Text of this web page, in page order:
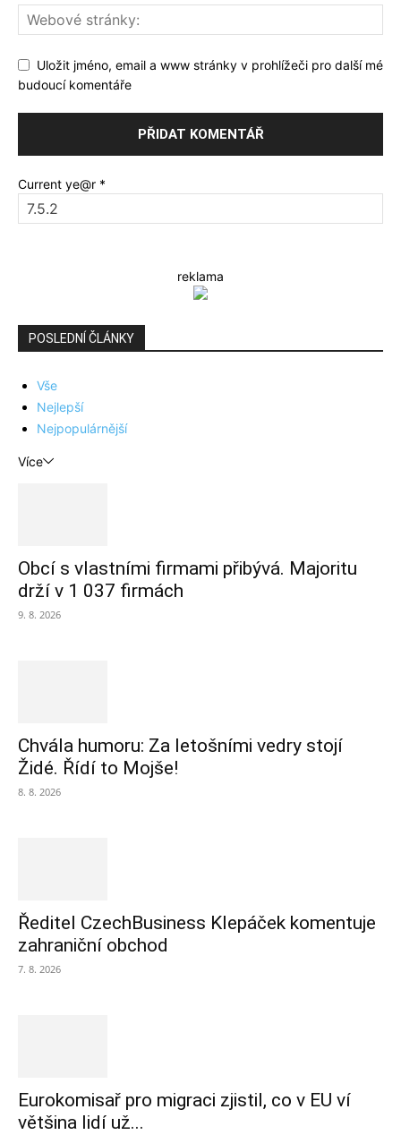
Uložit jméno, email a www stránky v prohlížeči pro další mé
budoucí komentáře
Current ye@r *
reklama
POSLEDNÍ ČLÁNKY
Vše
Nejlepší
Nejpopulárnější
Více
Obcí s vlastními firmami přibývá. Majoritu
drží v 1 037 firmách
9. 8. 2026
Chvála humoru: Za letošními vedry stojí
Židé. Řídí to Mojše!
8. 8. 2026
Ředitel CzechBusiness Klepáček komentuje
zahraniční obchod
7. 8. 2026
Eurokomisař pro migraci zjistil, co v EU ví
většina lidí už...